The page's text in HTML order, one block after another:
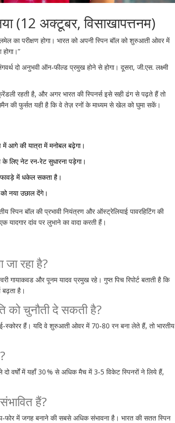
(12 अक्टूबर, विसाखापत्तनम)
का परीक्षण होगा। भारत को अपनी स्पिन बॉल को शुरुआती ओवर में
दो अनुभवी ऑन‑फील्ड प्रमुख होने से होगा। दूसरा, जी.एस. लक्ष्मी
रहती है, और अगर भारत की स्पिनर्स इसे सही ढंग से पढ़ते हैं तो
की फुर्सत यही है कि वे तेज़ रनों के माध्यम से खेल को घुमा सकें।
में आगे की यात्रा में मनोबल बढ़ेगा।
लिए नेट रन‑रेट सुधारना पड़ेगा।
फावड़े में धकेल सकता है।
नया उछाल देंगे।
स्पिन बॉल की प्रभावी नियंत्रण और ऑस्ट्रेलियाई पावरहिटिंग की
दांव पर लुभाने का वादा करती हैं।
जा रहा है?
गायाकवड और पूनम यादव प्रमुख रहे। गुप्त पिच रिपोर्ट बताती है कि
बढ़ता है।
को चुनौती दे सकती है?
हैं। यदि वे शुरुआती ओवर में 70‑80 रन बना लेते हैं, तो भारतीय
वर्षों में यहाँ 30 % से अधिक मैच में 3‑5 विकेट स्पिनरों ने लिये हैं,
हैं?
में जगह बनाने की सबसे अधिक संभावना है। भारत की सतत स्पिन